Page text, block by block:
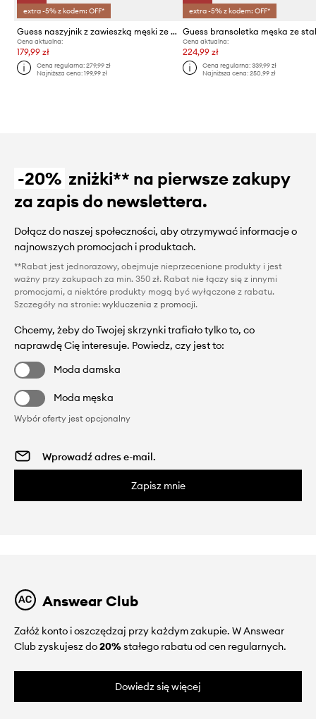
extra -5% z kodem: OFF*
Guess naszyjnik z zawieszką męski ze stali nierdzewnej 4G FRONTIERS
Cena aktualna:
179,99 zł
Cena regularna:279,99 zł
Najniższa cena:199,99 zł
extra -5% z kodem: OFF*
Cena aktualna:
224,99 zł
Cena regularna: 339,99 zł
Najniższa cena: 250,99 zł
-20% zniżki** na pierwsze zakupy
za zapis do newslettera.
Dołącz do naszej społeczności, aby otrzymywać informacje o
najnowszych promocjach i produktach.
**Rabat jest jednorazowy, obejmuje nieprzecenione produkty i jest
ważny przy zakupach za min. 350 zł. Rabat nie łączy się z innymi
promocjami, a niektóre produkty mogą być wyłączone z rabatu.
Szczegóły na stronie: wykluczenia z promocji.
Chcemy, żeby do Twojej skrzynki trafiało tylko to, co
naprawdę Cię interesuje. Powiedz, czy jest to:
Moda damska
Moda męska
Wybór oferty jest opcjonalny
Zapisz mnie
Answear Club
Załóż konto i oszczędzaj przy każdym zakupie. W Answear
Club zyskujesz do20%stałego rabatu od cen regularnych.
Dowiedz się więcej